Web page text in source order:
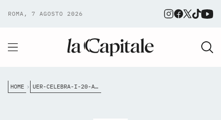
ROMA, 7 AGOSTO 2026
HOME UER-CELEBRA-I-20-ANNI-E-INAUGURA-LANNO-ACCADEMICO-202526-ENTRO-IL-2045-SERVIR%C3%A0-AGGIORNARE-LE-COMPETENZE-DI-18-MILIONI-DI-ADULTI